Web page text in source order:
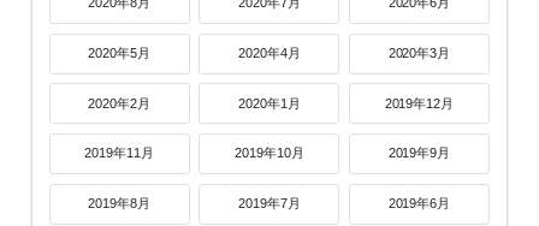
2020年8月 2020年7月 2020年6月
2020年5月 2020年4月 2020年3月
2020年2月 2020年1月 2019年12月
2019年11月 2019年10月 2019年9月
2019年8月 2019年7月 2019年6月